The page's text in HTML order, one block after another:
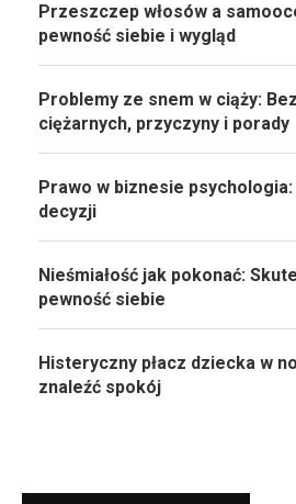
Przeszczep włosów a
pewność siebie i wygląd
Problemy ze snem w ciąży:
ciężarnych, przyczyny i porady
Prawo w biznesie
decyzji
Nieśmiałość jak pokonać:
pewność siebie
Histeryczny płacz dziecka w
znaleźć spokój